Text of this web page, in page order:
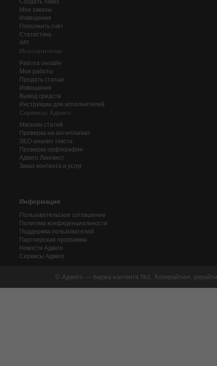
Создать заказ
Мои заказы
Извещения
Пополнить счёт
Статистика
API
Исполнителю
Работа онлайн
Мои работы
Продать статью
Извещения
Вывод средств
Инструкции для исполнителей
Сервисы Адвего
Магазин статей
Проверка на антиплагиат
SEO-анализ текста
Проверка орфографии
Адвего Лингвист
Заказ контента и услуг
Информация
Пользовательское соглашение
Политика конфиденциальности
Поддержка пользователей
Партнерская программа
Новости Адвего
Сервисы Адвего
© Адвего — биржа контента №1. Копирайтинг,